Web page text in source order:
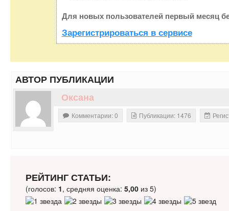
Для новых пользователей первый месяц
Зарегистрироваться в сервисе
АВТОР ПУБЛИКАЦИИ
Оксана
Комментарии: 0 Публикации: 1476
РЕЙТИНГ СТАТЬИ:
(голосов: 1, средняя оценка: 5,00из 5)